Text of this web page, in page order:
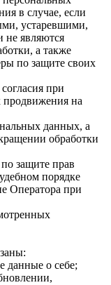
в случае, если
устаревшими,
не являются
а также
по защите своих
при
продвижения на
данных, а
обработки
защите прав
порядке
Оператора при
данные о себе;